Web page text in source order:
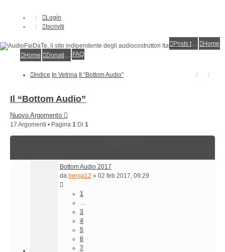
Login
Iscriviti
Posts toplist
Home
Home
Donations FAQ
Indice In Vetrina Il “Bottom Audio”
Il “Bottom Audio”
Nuovo Argomento
17 Argomenti • Pagina 1 Di 1
Bottom Audio 2017
da berga12 » 02 feb 2017, 09:29
1
…
3
4
5
6
7